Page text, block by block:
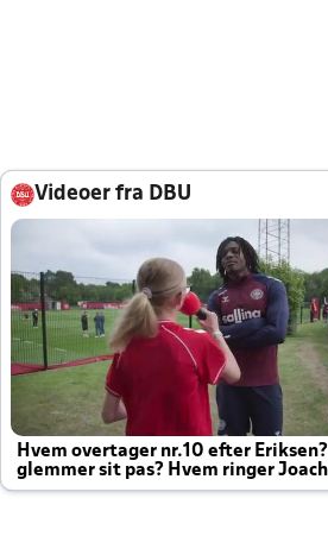
Videoer fra DBU
Hvem overtager nr.10 efter
glemmer sit pas? Hvem ringer
altid til efter kampe?